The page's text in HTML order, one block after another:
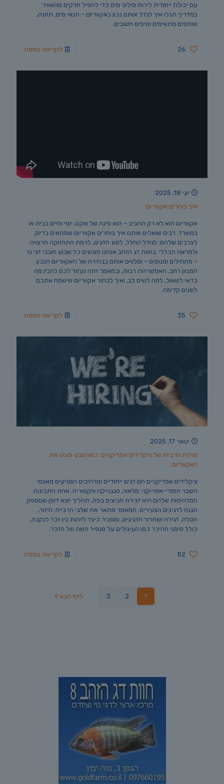
עם יכולת ייחודית לירות סילוני מים כדי להפיל חרקים מהאוויר.
במדריך תגלו איך לגדל אותם נכון באקווריום – תנאי מים, תזונה,
שותפים מתאימים וטיפים חשובים.
26 לקריאה נוספת
יוני 18, 2025
איך בוחרים אקווריום
אקווריום הוא לא רק תחביב – הוא פינה של שקט, יופי וחיים בבית או
במשרד. רבים שואלים אותנו איך בוחרים אקווריום שמתאים בדיוק
לצרכים שלהם: לגודל החלל, לסוג הדגים, לרמת התחזוקה הרצויה
ולמראה הכללי. בחוות דג הזהב אנחנו פוגשים כל שבוע חובבי דגי נוי
– מתחילים ומנוסים – ומלווים אותם בבחירה של האקווריום הנכון.
המגוון רחב, האפשרויות רבות, ובמאמר הזה נעזור לכם להבין מה
כדאי לשאול, למה לשים לב, ואיך לבחור אקווריום שישמח אתכם
לשנים קדימה.
35 לקריאה נוספת
ינואר 17, 2025
סודות הרבייה של ציקלידים אפריקניים: כשהטבע פוגש את
האקווריום
ציקלידים אפריקניים הם דגים ייחודיים ומרהיבים המגיעים מאגמי
השבר הסורי-אפריקני: מלאווי, טנגנייקה וויקטוריה. אחת התכונות
המדהימות שלהם היא דגירת הביצים בפה, תהליך יוצא דופן שמספק
הגנה לדגיגים הצעירים. המאמר מתאר את שלבי הרבייה: חיזור,
הטלה, דגירה ושחרור הדגיגים, ומסביר כיצד לזהות בין זכר לנקבה,
כולל סימני ההיכר כמו העיגולים על סנפיר השת של הזכר.
52 לקריאה נוספת
1
2
3 לדף הבא